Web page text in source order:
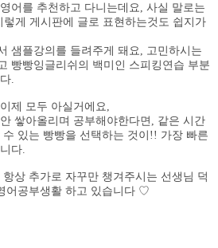
어를 추천하고 다니는데요, 사실 말로는
게 게시판에 글로 표현하는것도 쉽지가
샘플강의를 들려주게 돼요, 고민하시는
빵빵잉글리쉬의 백미인 스피킹연습 부분
.
제 모두 아실거에요,
쌓아올리며 공부해야한다면, 같은 시간
있는 빵빵을 선택하는 것이!! 가장 빠른
다.
상 추가로 자꾸만 챙겨주시는 선생님 덕
어공부생활 하고 있습니다 ♡